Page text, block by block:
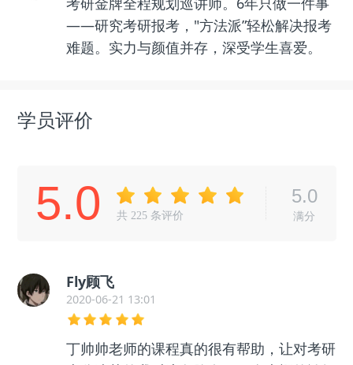
——研究考研报考，"方法派”轻松解决报考
难题。实力与颜值并存，深受学生喜爱。
学员评价
5.0 共 225 条评价
5.0
满分
Fly顾飞
2020-06-21 13:01
丁帅帅老师的课程真的很有帮助，让对考研